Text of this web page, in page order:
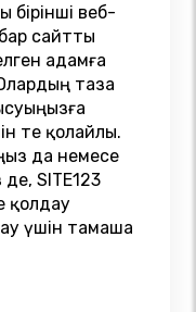
бірінші веб-
сайтты
адамға
таза
өте қолайлы.
да немесе
SITE123
қолдау
үшін тамаша